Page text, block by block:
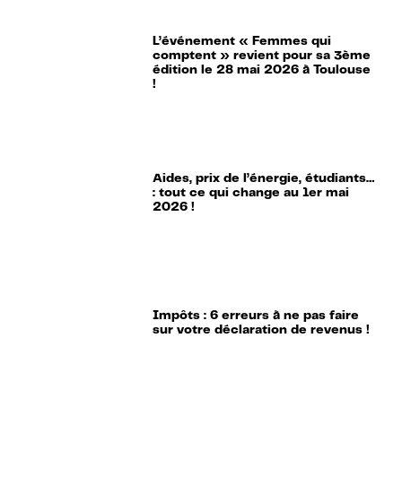
L’événement « Femmes qui
comptent » revient pour sa 3ème
édition le 28 mai 2026 à Toulouse
!
Aides, prix de l’énergie, étudiants…
: tout ce qui change au 1er mai
2026 !
Impôts : 6 erreurs à ne pas faire
sur votre déclaration de revenus !